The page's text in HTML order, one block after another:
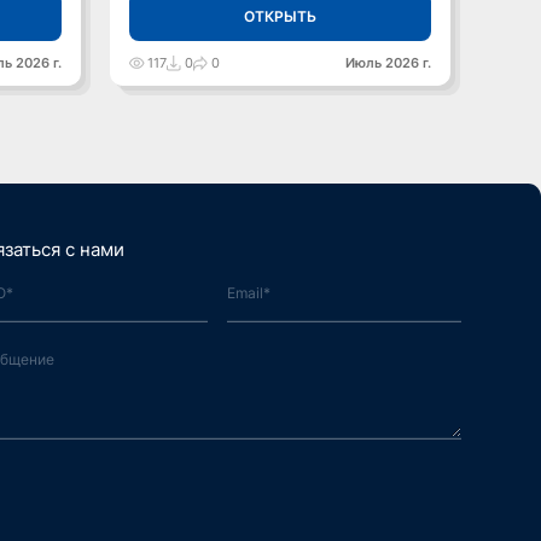
2026 г.
ОТКРЫТЬ
117 0 0 Июль 2026 г.
с нами